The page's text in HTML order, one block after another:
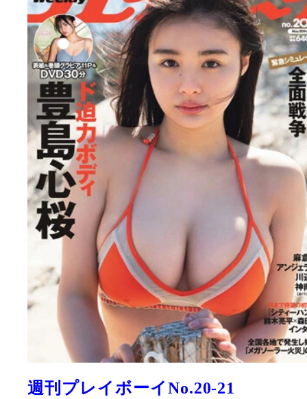
週刊プレイボーイNo.20-21